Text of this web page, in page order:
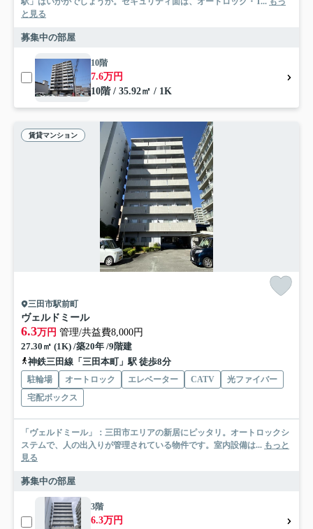
と見る
募集中の部屋
10階
7.6万円
10階 / 35.92㎡ / 1K
賃貸マンション
三田市駅前町
ヴェルドミール
6.3万円 管理/共益費8,000円
27.30㎡ (1K) /築20年 /9階建
神鉄三田線「三田本町」駅 徒歩8分
駐輪場 オートロック エレベーター CATV
光ファイバー
宅配ボックス
「ヴェルドミール」：三田市エリアの新居にピッタリ。オートロックシ
ステムで、人の出入りが管理されている物件です。室内設備は... もっと
見る
募集中の部屋
3階
6.3万円